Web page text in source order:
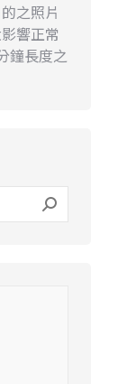
之照片
響正常
鐘長度之